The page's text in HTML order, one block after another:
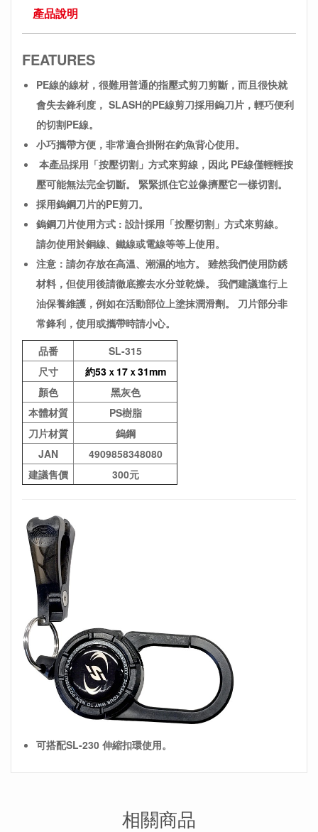
產品說明
FEATURES
PE線的線材，很難用普通的指壓式剪刀剪斷，而且很快就
會失去鋒利度， SLASH的PE線剪刀採用鎢刀片，輕巧便利
的切割PE線。
小巧攜帶方便，非常適合掛附在釣魚背心使用。
本產品採用「按壓切割」方式來剪線，因此 PE線僅輕輕按
壓可能無法完全切斷。
緊緊抓住它並像擠壓它一樣切割。
採用鎢鋼刀片的PE剪刀。
鎢鋼刀片使用方式 : 設計採用「按壓切割」方式來剪線。
請勿使用於銅線、鐵線或電線等等上使用。
注意：請勿存放在高溫、潮濕的地方。
雖然我們使用防銹
材料，但使用後請徹底擦去水分並乾燥。
我們建議進行上
油保養維護，例如在活動部位上塗抹潤滑劑。
刀片部分非
常鋒利，使用或攜帶時請小心。
品番
SL-315
尺寸
約53ｘ17ｘ31mm
顏色
黑灰色
本體材質
PS樹脂
刀片材質
鎢鋼
JAN
4909858348080
建議售價
300元
可搭配SL-230 伸縮扣環使用。
相關商品